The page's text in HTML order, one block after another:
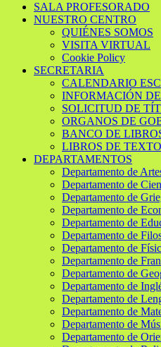
SALA PROFESORADO
NUESTRO CENTRO
QUIÉNES SOMOS
VISITA VIRTUAL
Cookie Policy
SECRETARIA
CALENDARIO
INFORMACIÓN
SOLICITUD DE
ORGANOS DE
BANCO DE
LIBROS DE TEXTO
DEPARTAMENTOS
Departamento de
Departamento de
Departamento de
Departamento de
Departamento de
Departamento de
Departamento de
Departamento de
Departamento de
Departamento de
Departamento de
Departamento de
Departamento de
Departamento de